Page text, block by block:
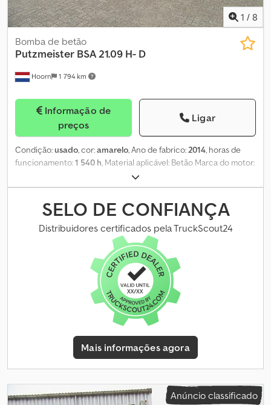
1 / 8
Hoorn 1 794 km
Bomba de betão
Putzmeister BSA 21.09 H- D
Informação de
preços
Ligar
Condição:usado, cor:amarelo, Ano de fabrico:2014, horas de
funcionamento:1 540 h, Material aplicável: Betão Marca do motor:
SELO DE CONFIANÇA
Distribuidores certificados pela TruckScout24
Mais informações agora
Anúncio classificado